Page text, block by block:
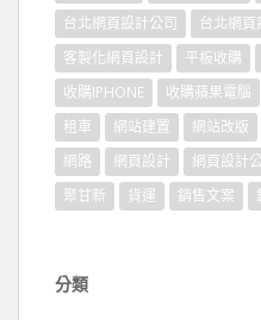
台北網頁設計公司
台北網頁
客製化網頁設計
平板收購
收購IPHONE
收購蘋果電腦
租車
網站建置 網站改版
網路
網頁設計 網頁設計
聚甘新
貨運 銷售文案
分類